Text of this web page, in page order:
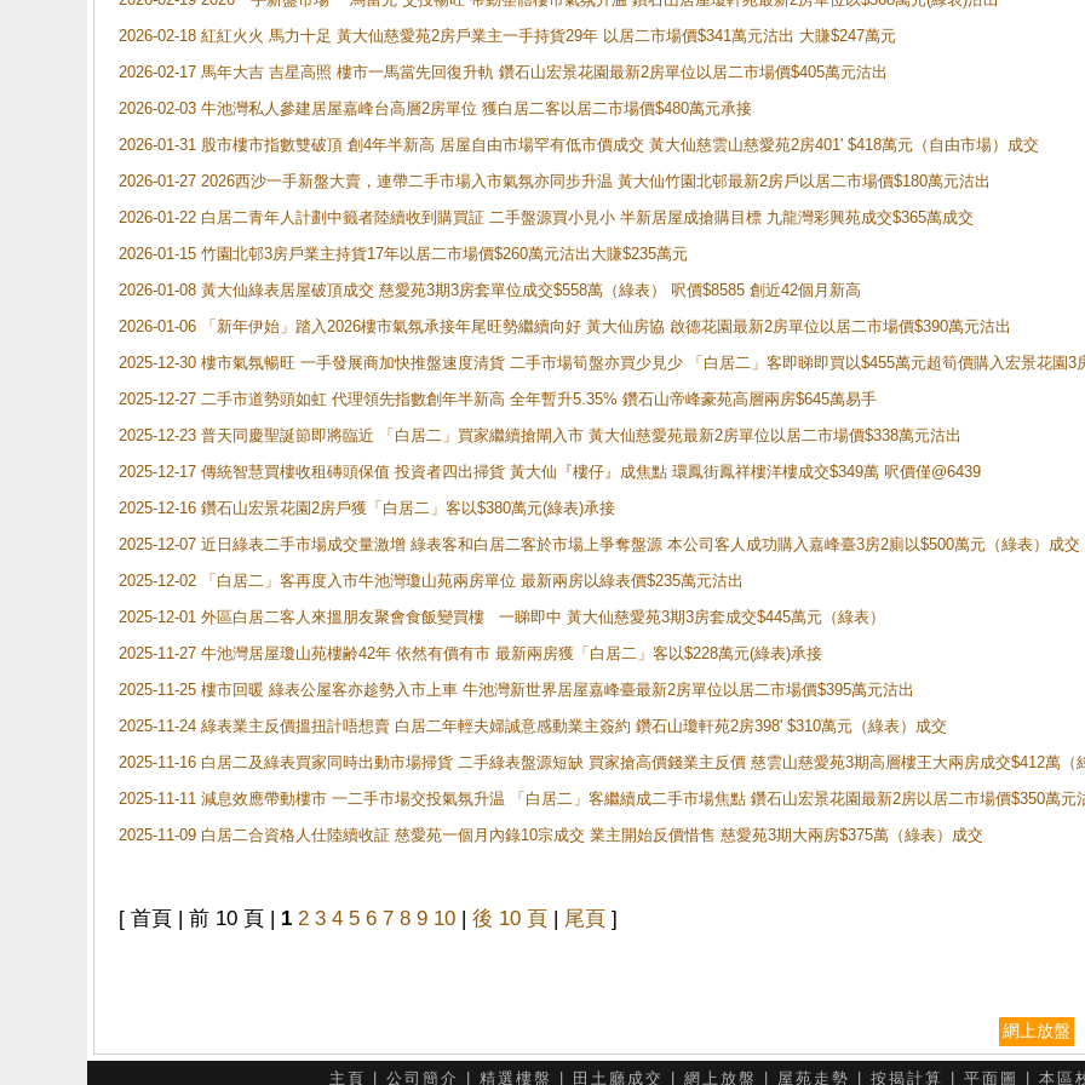
2026-02-18 紅紅火火 馬力十足 黃大仙慈愛苑2房戶業主一手持貨29年 以居二市場價$341萬元沽出 大賺$247萬元
2026-02-17 馬年大吉 吉星高照 樓市一馬當先回復升軌 鑽石山宏景花園最新2房單位以居二市場價$405萬元沽出
2026-02-03 牛池灣私人參建居屋嘉峰台高層2房單位 獲白居二客以居二市場價$480萬元承接
2026-01-31 股市樓市指數雙破頂 創4年半新高 居屋自由市場罕有低市價成交 黃大仙慈雲山慈愛苑2房401' $418萬元（自由市場）成交
2026-01-27 2026西沙一手新盤大賣，連帶二手市場入市氣氛亦同步升温 黃大仙竹園北邨最新2房戶以居二市場價$180萬元沽出
2026-01-22 白居二青年人計劃中籤者陸續收到購買証 二手盤源買小見小 半新居屋成搶購目標 九龍灣彩興苑成交$365萬成交
2026-01-15 竹園北邨3房戶業主持貨17年以居二市場價$260萬元沽出大賺$235萬元
2026-01-08 黃大仙綠表居屋破頂成交 慈愛苑3期3房套單位成交$558萬（綠表） 呎價$8585 創近42個月新高
2026-01-06 「新年伊始」踏入2026樓市氣氛承接年尾旺勢繼續向好 黃大仙房協 啟德花園最新2房單位以居二市場價$390萬元沽出
2025-12-30 樓市氣氛暢旺 一手發展商加快推盤速度清貨 二手市場筍盤亦買少見少 「白居二」客即睇即買以$455萬元超筍價購入宏景花園3
2025-12-27 二手市道勢頭如虹 代理領先指數創年半新高 全年暫升5.35% 鑽石山帝峰豪苑高層兩房$645萬易手
2025-12-23 普天同慶聖誕節即將臨近 「白居二」買家繼續搶閘入市 黃大仙慈愛苑最新2房單位以居二市場價$338萬元沽出
2025-12-17 傳統智慧買樓收租磚頭保值 投資者四出掃貨 黃大仙『樓仔』成焦點 環鳳街鳳祥樓洋樓成交$349萬 呎價僅@6439
2025-12-16 鑽石山宏景花園2房戶獲「白居二」客以$380萬元(綠表)承接
2025-12-07 近日綠表二手市場成交量激增 綠表客和白居二客於市場上爭奪盤源 本公司客人成功購入嘉峰臺3房2廁以$500萬元（綠表）成交
2025-12-02 「白居二」客再度入市牛池灣瓊山苑兩房單位 最新兩房以綠表價$235萬元沽出
2025-12-01 外區白居二客人來搵朋友聚會食飯變買樓 一睇即中 黃大仙慈愛苑3期3房套成交$445萬元（綠表）
2025-11-27 牛池灣居屋瓊山苑樓齢42年 依然有價有市 最新兩房獲「白居二」客以$228萬元(綠表)承接
2025-11-25 樓市回暖 綠表公屋客亦趁勢入市上車 牛池灣新世界居屋嘉峰臺最新2房單位以居二市場價$395萬元沽出
2025-11-24 綠表業主反價搵扭計唔想賣 白居二年輕夫婦誠意感動業主簽約 鑽石山瓊軒苑2房398' $310萬元（綠表）成交
2025-11-16 白居二及綠表買家同時出動市場掃貨 二手綠表盤源短缺 買家搶高價錢業主反價 慈雲山慈愛苑3期高層樓王大兩房成交$412萬（
2025-11-11 減息效應帶動樓市 一二手市場交投氣氛升温 「白居二」客繼續成二手市場焦點 鑽石山宏景花園最新2房以居二市場價$350萬元
2025-11-09 白居二合資格人仕陸續收証 慈愛苑一個月內錄10宗成交 業主開始反價惜售 慈愛苑3期大兩房$375萬（綠表）成交
[ 首頁 | 前 10 頁 | 1 2 3 4 5 6 7 8 9 10 | 後 10 頁 | 尾頁 ]
網上放盤
主頁 公司簡介 精選樓盤 田土廳成交 網上放盤 屋苑走勢 按揭計算 平面圖 本區